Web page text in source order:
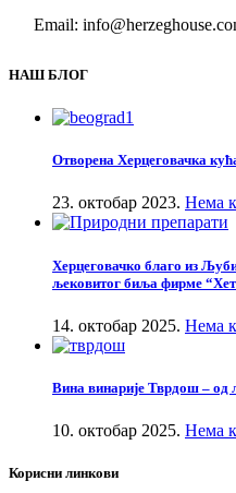
Email:
НАШ БЛОГ
Отворена Херцеговачка
23. октобар 2023. Нема
Херцеговачко благо из
љековитог биља фирме
14. октобар 2025. Нема
Вина винарије Тврдош – од
10. октобар 2025. Нема
Корисни линкови